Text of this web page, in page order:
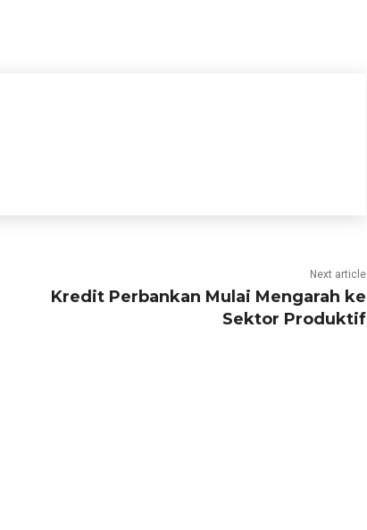
Next article
Kredit Perbankan Mulai Mengarah ke
Sektor Produktif